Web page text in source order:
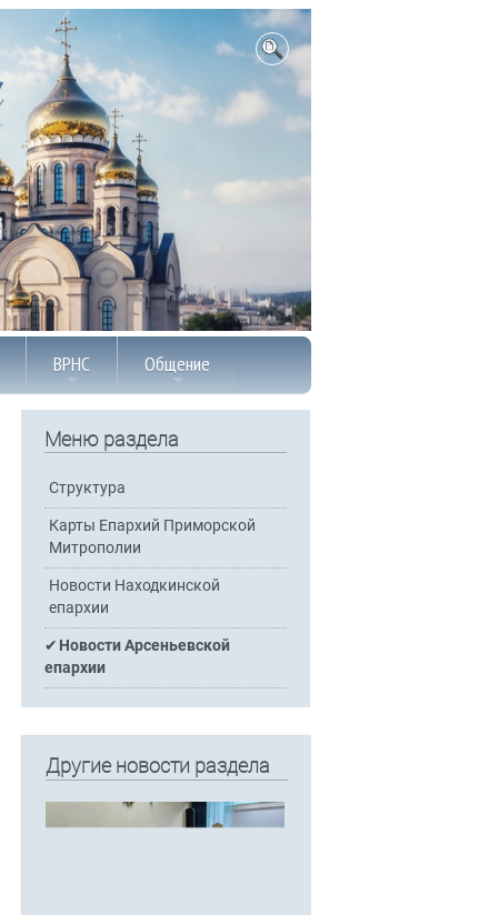
ВРНС Общение
Меню раздела
Структура
Карты Епархий Приморской
Митрополии
Новости Находкинской
епархии
Новости Арсеньевской
епархии
Другие новости раздела